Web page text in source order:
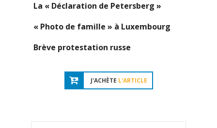
La « Déclaration de Petersberg »
« Photo de famille » à Luxembourg
Brève protestation russe
J'ACHÈTE L'ARTICLE